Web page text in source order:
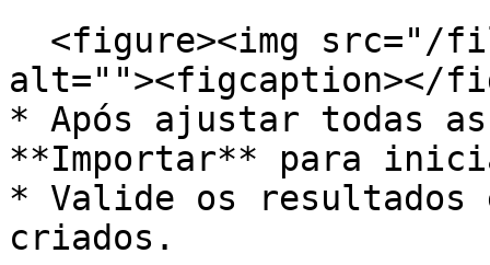
alt=""><figcaption></
* Após ajustar todas
**Importar** para
* Valide os resultados
criados.